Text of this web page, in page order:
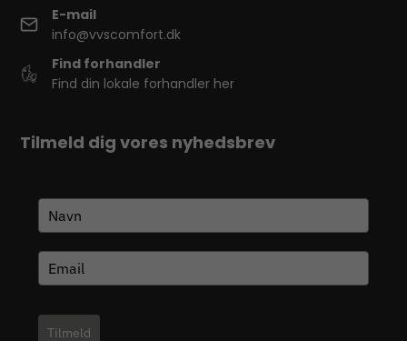
E-mail
info@vvscomfort.dk
Find forhandler
Find din lokale forhandler her
Tilmeld dig vores nyhedsbrev
Tilmeld